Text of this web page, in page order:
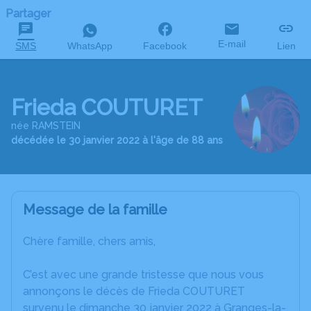
Partager
SMS WhatsApp Facebook E-mail Lien
Frieda COUTURET
née RAMSTEIN
décédée le 30 janvier 2022 à l'âge de 88 ans
Message de la famille
Chère famille, chers amis,
C’est avec une grande tristesse que nous vous
annonçons le décès de Frieda COUTURET
survenu le dimanche 30 janvier 2022 à Granges-la-